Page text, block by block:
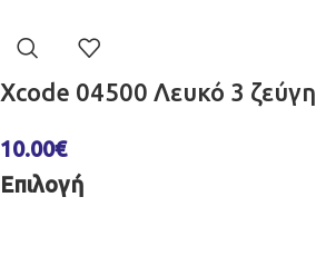
Xcode 04500 Λευκό 3 ζεύγη
10.00€
Επιλογή